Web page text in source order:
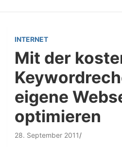
INTERNET
Mit der
eigene
optimieren
28. September 2011